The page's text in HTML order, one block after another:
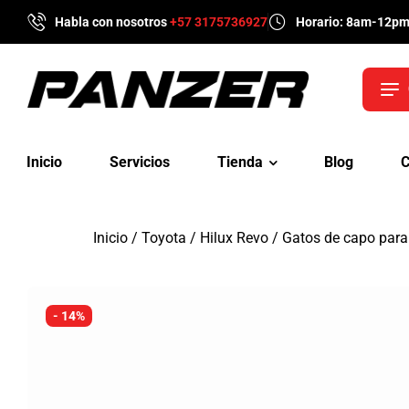
Habla con nosotros+57 3175736927 Horario: 8am-
Inicio Servicios Tienda Blog
Inicio / Toyota / Hilux Revo / Gatos de capo
- 14%